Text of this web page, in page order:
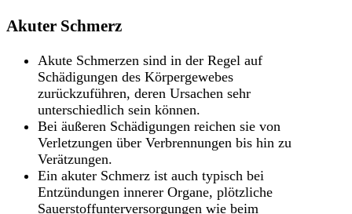
Akuter Schmerz
Akute Schmerzen sind in der Regel auf
Schädigungen des Körpergewebes
zurückzuführen, deren Ursachen sehr
unterschiedlich sein können.
Bei äußeren Schädigungen reichen sie von
Verletzungen über Verbrennungen bis hin zu
Verätzungen.
Ein akuter Schmerz ist auch typisch bei
Entzündungen innerer Organe, plötzliche
Sauerstoffunterversorgungen wie beim